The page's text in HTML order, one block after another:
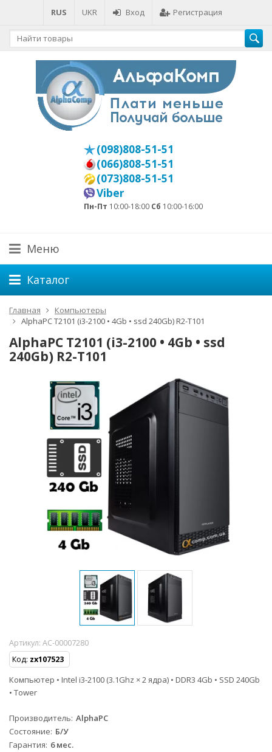
RUS UKR Вход Регистрация
(098)808-51-51
(066)808-51-51
(073)808-51-51
Viber
Пн-Пт 10:00-18:00 Сб 10:00-16:00
Меню
Каталог
Главная
Компьютеры
AlphaPC T2101 (i3-2100 • 4Gb • ssd 240Gb) R2-T101
AlphaPC T2101 (i3-2100 • 4Gb • ssd
240Gb) R2-T101
Артикул: AC-00007280
Код: zx107523
Компьютер • Intel i3-2100 (3.1Ghz × 2 ядра) • DDR3 4Gb • SSD 240Gb
• Tower
Производитель AlphaPC
Состояние Б/У
Гарантия 6 мес.